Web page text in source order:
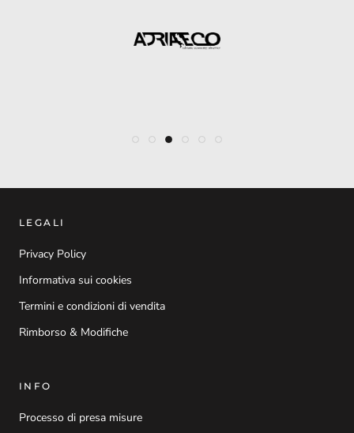
LEGALI
Privacy Policy
Informativa sui cookies
Termini e condizioni di vendita
Rimborso & Modifiche
INFO
Processo di presa misure